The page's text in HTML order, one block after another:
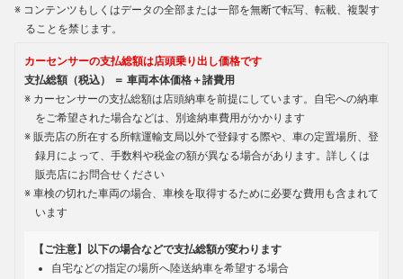
コンテンツもしくはデータの全部または一部を無断で転写、転載、複製す
ることを禁じます。
カーセンサーの支払総額は店頭乗り出し価格です
支払総額（税込） ＝ 車両本体価格＋諸費用
カーセンサーの支払総額は店頭納車を前提にしています。自宅への納車
をご希望された場合などは、別途納車費用がかかります
販売店の所在する所轄運輸支局以外で登録する際や、車の定置場所、登
録月によって、手数料や税金の額が異なる場合があります。詳しくは
販売店にお問合せください
車検の切れた車両の場合、車検を取得するために必要な費用も含まれて
います
【ご注意】以下の場合などで支払総額が変わります
自宅などの指定の場所へ陸送納車を希望する場合